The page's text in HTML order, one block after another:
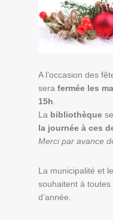
A l’occasion des
sera fermée les
15h
La bibliothèque
la journée à ces
Merci par avance
La municipalité et
souhaitent à
d’année.